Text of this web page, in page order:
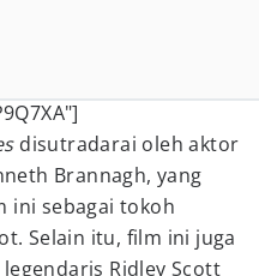
disutradarai oleh aktor
Brannagh, yang
ini sebagai tokoh
Selain itu, film ini juga
Ridley Scott